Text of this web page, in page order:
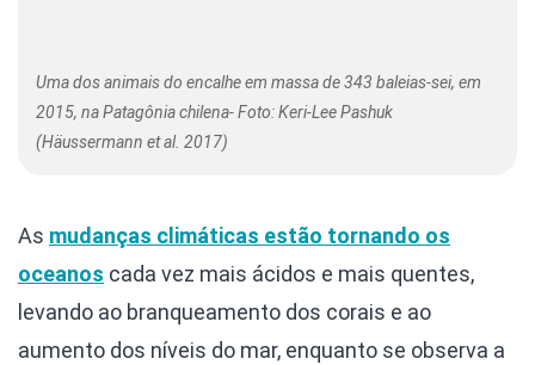
Uma dos animais do encalhe em massa de 343 baleias-sei, em
2015, na Patagônia chilena- Foto: Keri-Lee Pashuk
(Häussermann et al. 2017)
As mudanças climáticas estão tornando os
oceanos cada vez mais ácidos e mais quentes,
levando ao branqueamento dos corais e ao
aumento dos níveis do mar, enquanto se observa a